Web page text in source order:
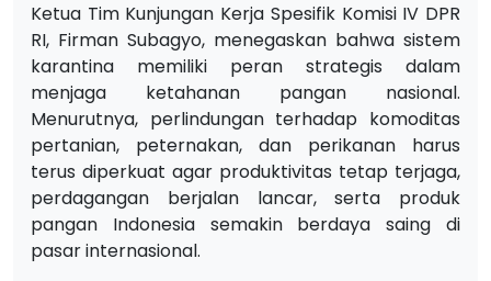
Ketua Tim Kunjungan Kerja Spesifik Komisi IV DPR
RI, Firman Subagyo, menegaskan bahwa sistem
karantina memiliki peran strategis dalam
menjaga ketahanan pangan nasional.
Menurutnya, perlindungan terhadap komoditas
pertanian, peternakan, dan perikanan harus
terus diperkuat agar produktivitas tetap terjaga,
perdagangan berjalan lancar, serta produk
pangan Indonesia semakin berdaya saing di
pasar internasional.